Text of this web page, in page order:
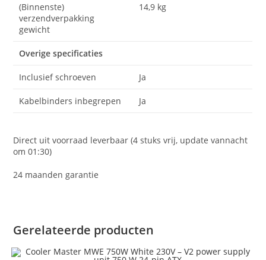
(Binnenste)
verzendverpakking
gewicht
14,9 kg
Overige specificaties
Inclusief schroeven Ja
Kabelbinders inbegrepen Ja
Direct uit voorraad leverbaar (4 stuks vrij, update vannacht
om 01:30)
24 maanden garantie
Gerelateerde producten